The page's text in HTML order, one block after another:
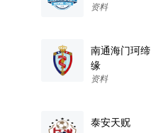
资料
南通海门珂缔
缘
资料
泰安天贶